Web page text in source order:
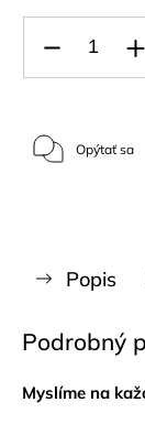
Opýtať sa
Popis
Podrobný
Myslíme na